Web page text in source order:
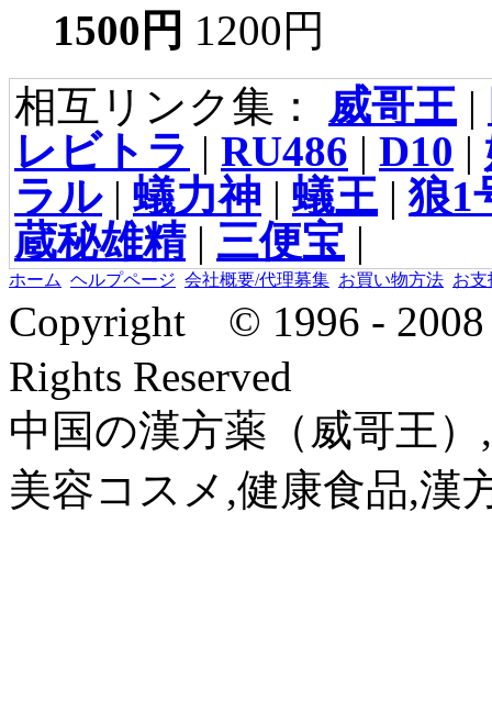
1500円 1200円
相互リンク集： 威哥王|
レビトラ | RU486 | D10 |
ラル| 蟻力神 | 蟻王|狼1
蔵秘雄精| 三便宝 |
ホーム ヘルプページ 会社概要/代理募集 お買い物方法 お支
Copyright © 1996 -
Rights Reserved
中国の漢方薬（威哥王
美容コスメ,健康食品,漢